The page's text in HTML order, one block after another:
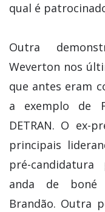
qual é
Outra
Weverton nos
que antes eram
a exemplo de
DETRAN. O ex-
principais
pré-
anda de boné
Brandão. Outra